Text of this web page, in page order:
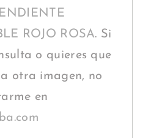
ROJO ROSA. Si
o quieres que
otra imagen, no
en